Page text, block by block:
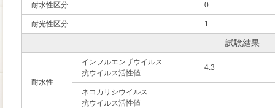
耐水性区分 0
耐光性区分 1
試験結果
耐水性
インフルエンザウイルス
抗ウイルス活性値
4.3
ネコカリシウイルス
抗ウイルス活性値
－